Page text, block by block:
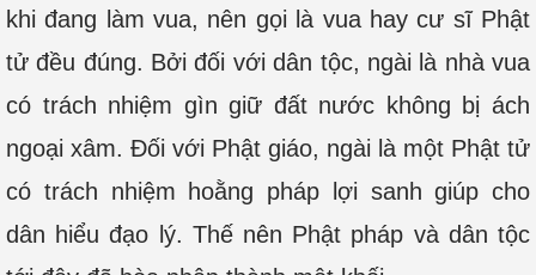
khi đang làm vua, nên gọi là vua hay cư sĩ Phật
tử đều đúng. Bởi đối với dân tộc, ngài là nhà vua
có trách nhiệm gìn giữ đất nước không bị ách
ngoại xâm. Đối với Phật giáo, ngài là một Phật tử
có trách nhiệm hoằng pháp lợi sanh giúp cho
dân hiểu đạo lý. Thế nên Phật pháp và dân tộc